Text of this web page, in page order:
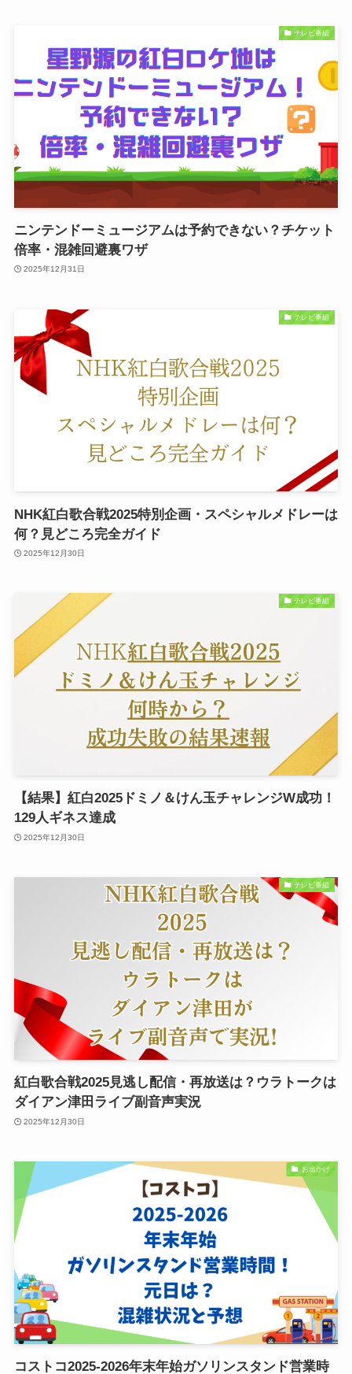
テレビ番組
ニンテンドーミュージアムは予約できない？チケット
倍率・混雑回避裏ワザ
2025年12月31日
テレビ番組
NHK紅白歌合戦2025特別企画・スペシャルメドレーは
何？見どころ完全ガイド
2025年12月30日
テレビ番組
【結果】紅白2025ドミノ＆けん玉チャレンジW成功！
129人ギネス達成
2025年12月30日
テレビ番組
紅白歌合戦2025見逃し配信・再放送は？ウラトークは
ダイアン津田ライブ副音声実況
2025年12月30日
お出かけ
コストコ2025-2026年末年始ガソリンスタンド営業時